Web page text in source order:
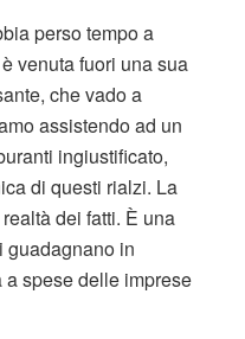
perso tempo a
venuta fuori una sua
che vado a
assistendo ad un
ingiustificato,
di questi rialzi. La
dei fatti. È una
guadagnano in
a spese delle imprese